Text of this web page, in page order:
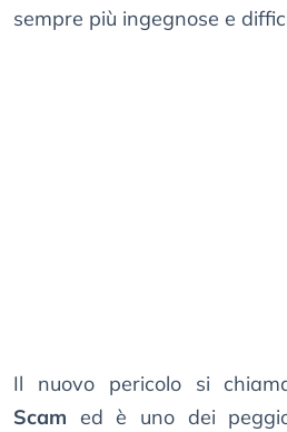
sempre più ingegnose e
Il nuovo pericolo si
Scam ed è uno dei